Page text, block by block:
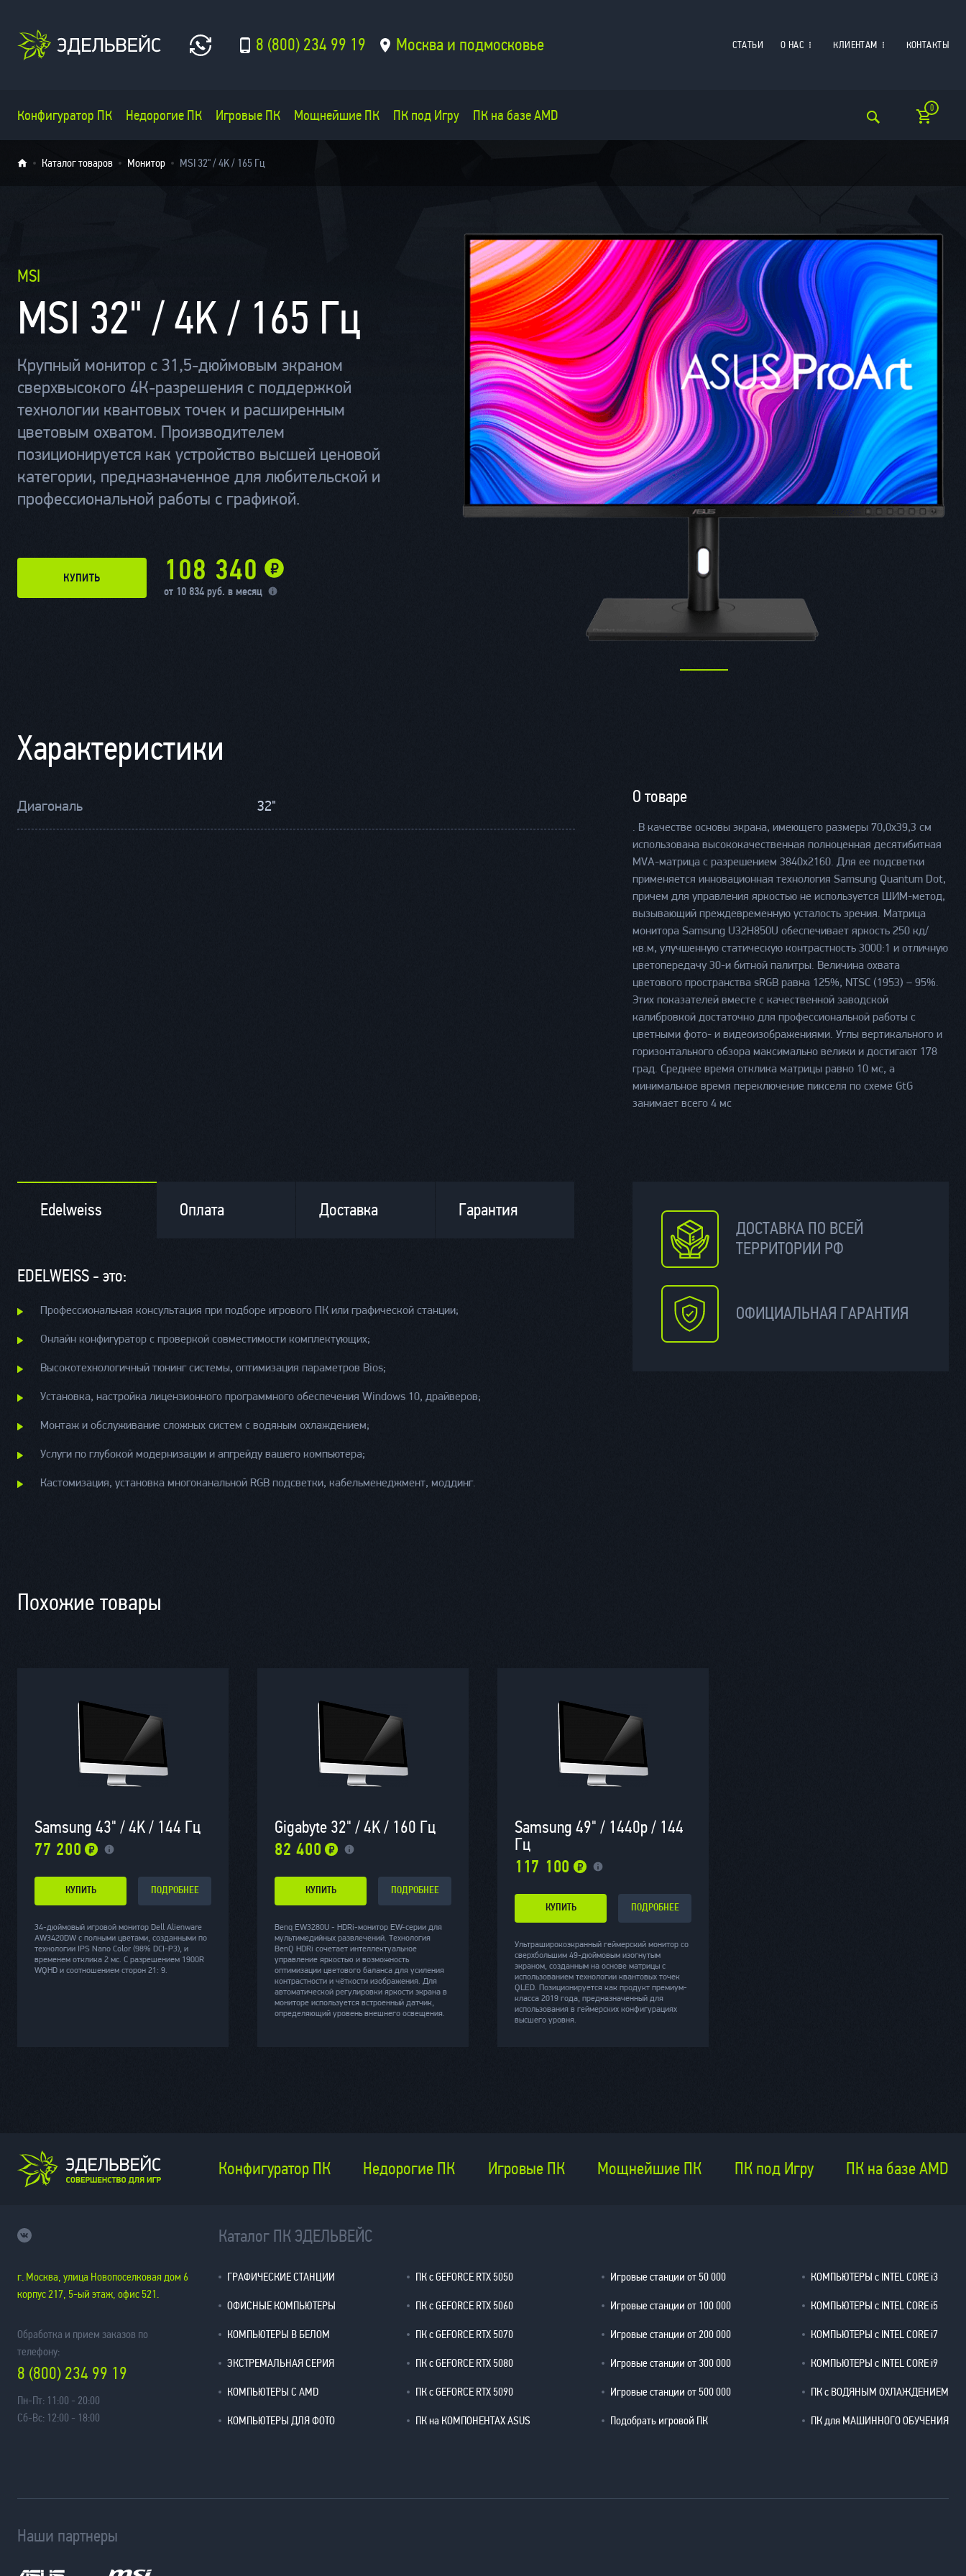
8 (800) 234 99 19 Москва и подмосковье СТАТЬИ О НАС КЛИЕНТАМ КОНТАКТЫ
Конфигуратор ПК Недорогие ПК Игровые ПК Мощнейшие ПК ПК под Игру ПК на базе AMD 0
Каталог товаров Монитор MSI 32" / 4K / 165 Гц
MSI
MSI 32" / 4K / 165 Гц
Крупный монитор с 31,5-дюймовым экраном
сверхвысокого 4К-разрешения с поддержкой
технологии квантовых точек и расширенным
цветовым охватом. Производителем
позиционируется как устройство высшей ценовой
категории, предназначенное для любительской и
профессиональной работы с графикой.
КУПИТЬ 108 340
от 10 834 руб. в месяц
Характеристики
Диагональ 32" О товаре
. В качестве основы экрана, имеющего размеры 70,0х39,3 см
использована высококачественная полноценная десятибитная
MVA-матрица с разрешением 3840х2160. Для ее подсветки
применяется инновационная технология Samsung Quantum Dot,
причем для управления яркостью не используется ШИМ-метод,
вызывающий преждевременную усталость зрения. Матрица
монитора Samsung U32H850U обеспечивает яркость 250 кд/
кв.м, улучшенную статическую контрастность 3000:1 и отличную
цветопередачу 30-и битной палитры. Величина охвата
цветового пространства sRGB равна 125%, NTSC (1953) – 95%.
Этих показателей вместе с качественной заводской
калибровкой достаточно для профессиональной работы с
цветными фото- и видеоизображениями. Углы вертикального и
горизонтального обзора максимально велики и достигают 178
град. Среднее время отклика матрицы равно 10 мс, а
минимальное время переключение пикселя по схеме GtG
занимает всего 4 мс
Edelweiss Оплата Доставка Гарантия
EDELWEISS - это:
Профессиональная консультация при подборе игрового ПК или графической станции;
Онлайн конфигуратор с проверкой совместимости комплектующих;
Высокотехнологичный тюнинг системы, оптимизация параметров Bios;
Установка, настройка лицензионного программного обеспечения Windows 10, драйверов;
Монтаж и обслуживание сложных систем с водяным охлаждением;
Услуги по глубокой модернизации и апгрейду вашего компьютера;
Кастомизация, установка многоканальной RGB подсветки, кабельменеджмент, моддинг.
ДОСТАВКА ПО ВСЕЙ
ТЕРРИТОРИИ РФ
ОФИЦИАЛЬНАЯ ГАРАНТИЯ
Похожие товары
Samsung 43" / 4K / 144 Гц
77 200
КУПИТЬ ПОДРОБНЕЕ
34-дюймовый игровой монитор Dell Alienware
AW3420DW с полными цветами, созданными по
технологии IPS Nano Color (98% DCI-P3), и
временем отклика 2 мс. С разрешением 1900R
WQHD и соотношением сторон 21: 9.
Gigabyte 32" / 4K / 160 Гц
82 400
КУПИТЬ ПОДРОБНЕЕ
Benq EW3280U - HDRi-монитор EW-серии для
мультимедийных развлечений. Технология
BenQ HDRi сочетает интеллектуальное
управление яркостью и возможность
оптимизации цветового баланса для усиления
контрастности и чёткости изображения. Для
автоматической регулировки яркости экрана в
мониторе используется встроенный датчик,
определяющий уровень внешнего освещения.
Samsung 49" / 1440p / 144
Гц
117 100
КУПИТЬ ПОДРОБНЕЕ
Ультраширокоэкранный геймерский монитор со
сверхбольшим 49-дюймовым изогнутым
экраном, созданным на основе матрицы с
использованием технологии квантовых точек
QLED. Позиционируется как продукт премиум-
класса 2019 года, предназначенный для
использования в геймерских конфигурациях
высшего уровня.
Конфигуратор ПК Недорогие ПК Игровые ПК Мощнейшие ПК ПК под Игру ПК на базе AMD
г. Москва, улица Новопоселковая дом 6
корпус 217, 5-ый этаж, офис 521.
Обработка и прием заказов по
телефону:
8 (800) 234 99 19
Пн-Пт: 11:00 - 20:00
Сб-Вс: 12:00 - 18:00
Каталог ПК ЭДЕЛЬВЕЙС
ГРАФИЧЕСКИЕ СТАНЦИИ
ОФИСНЫЕ КОМПЬЮТЕРЫ
КОМПЬЮТЕРЫ В БЕЛОМ
ЭКСТРЕМАЛЬНАЯ СЕРИЯ
КОМПЬЮТЕРЫ С AMD
КОМПЬЮТЕРЫ ДЛЯ ФОТО
ПК с GEFORCE RTX 5050
ПК с GEFORCE RTX 5060
ПК с GEFORCE RTX 5070
ПК с GEFORCE RTX 5080
ПК с GEFORCE RTX 5090
ПК на КОМПОНЕНТАХ ASUS
Игровые станции от 50 000
Игровые станции от 100 000
Игровые станции от 200 000
Игровые станции от 300 000
Игровые станции от 500 000
Подобрать игровой ПК
КОМПЬЮТЕРЫ с INTEL CORE i3
КОМПЬЮТЕРЫ с INTEL CORE i5
КОМПЬЮТЕРЫ с INTEL CORE i7
КОМПЬЮТЕРЫ с INTEL CORE i9
ПК с ВОДЯНЫМ ОХЛАЖДЕНИЕМ
ПК для МАШИННОГО ОБУЧЕНИЯ
Наши партнеры